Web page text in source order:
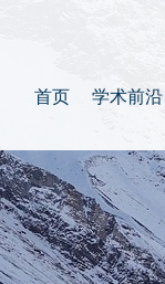
首页 学术前沿